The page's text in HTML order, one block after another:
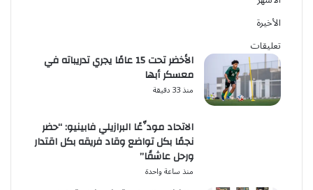
3
مواسم
الأخيرة
تعليقات
الأخضر تحت 15 عامًا يجري تدريباته في
معسكر أبها
منذ 33 دقيقة
الاتحاد مودِّعًا البرازيلي فابينيو: “حضر
نجمًا بكل تواضع وقاد فريقه بكل اقتدار
ورحل عاشقًا”
منذ ساعة واحدة